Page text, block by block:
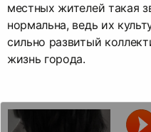
местных жителей такая
нормальна, ведь их
сильно развитый
жизнь города.